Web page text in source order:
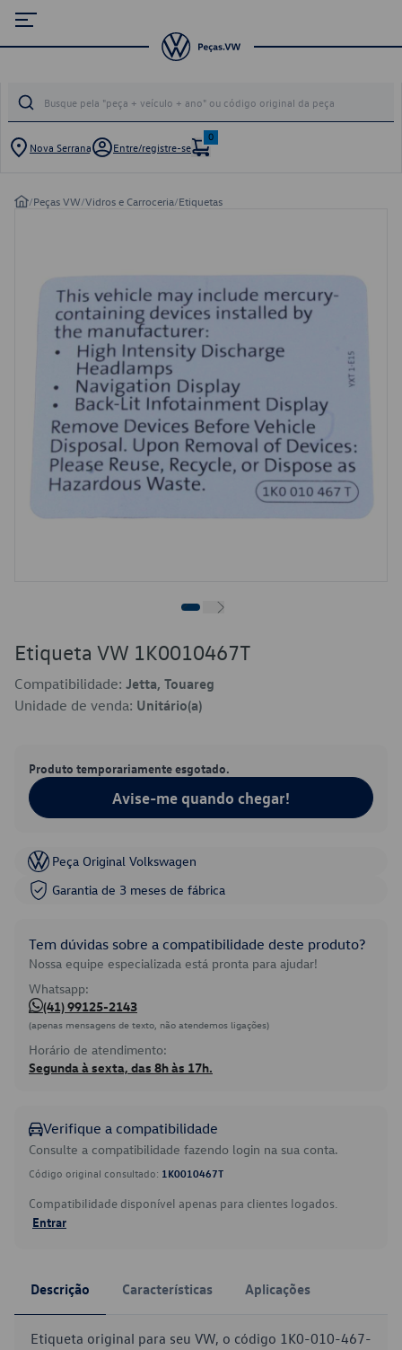
Nova Serrana Entre/registre-se
0
/Peças VW/Vidros e Carroceria/Etiquetas
Etiqueta VW 1K0010467T
Compatibilidade: Jetta, Touareg
Unidade de venda: Unitário(a)
Produto temporariamente esgotado.
Avise-me quando chegar!
Peça Original Volkswagen
Garantia de 3 meses de fábrica
Tem dúvidas sobre a compatibilidade deste produto?
Nossa equipe especializada está pronta para ajudar!
Whatsapp:
(41) 99125-2143
(apenas mensagens de texto, não atendemos ligações)
Horário de atendimento:
Segunda à sexta, das 8h às 17h.
Verifique a compatibilidade
Consulte a compatibilidade fazendo login na sua conta.
Código original consultado: 1K0010467T
Compatibilidade disponível apenas para clientes logados.
Entrar
Descrição Características Aplicações
Etiqueta original para seu VW, o código 1K0-010-467-